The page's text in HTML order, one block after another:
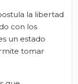
la libertad
con los
un estado
tomar